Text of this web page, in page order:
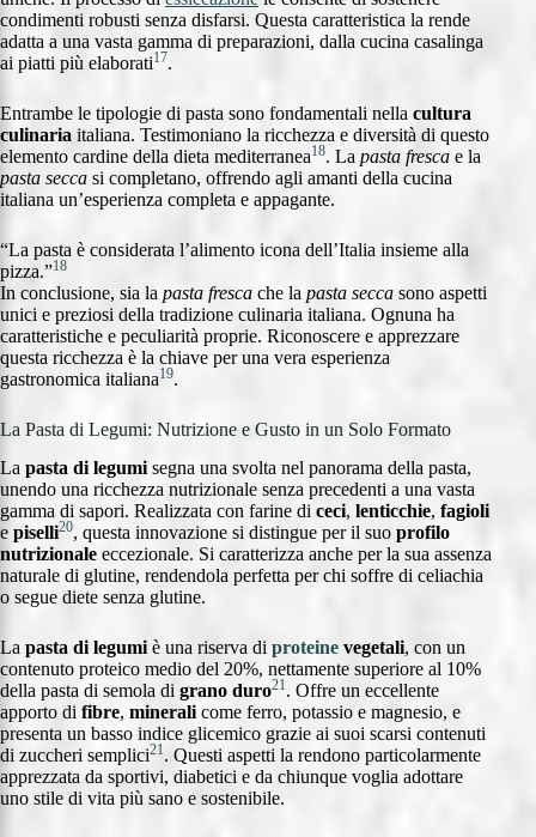
condimenti robusti senza disfarsi. Questa caratteristica la rende
adatta a una vasta gamma di preparazioni, dalla cucina casalinga
ai piatti più elaborati17.
Entrambe le tipologie di pasta sono fondamentali nella cultura
culinaria italiana. Testimoniano la ricchezza e diversità di questo
elemento cardine della dieta mediterranea18. La pasta fresca e la
pasta secca si completano, offrendo agli amanti della cucina
italiana un’esperienza completa e appagante.
“La pasta è considerata l’alimento icona dell’Italia insieme alla
pizza.”18
In conclusione, sia la pasta fresca che la pasta secca sono aspetti
unici e preziosi della tradizione culinaria italiana. Ognuna ha
caratteristiche e peculiarità proprie. Riconoscere e apprezzare
questa ricchezza è la chiave per una vera esperienza
gastronomica italiana19.
La Pasta di Legumi: Nutrizione e Gusto in un Solo Formato
La pasta di legumi segna una svolta nel panorama della pasta,
unendo una ricchezza nutrizionale senza precedenti a una vasta
gamma di sapori. Realizzata con farine di ceci, lenticchie, fagioli
e piselli20, questa innovazione si distingue per il suo profilo
nutrizionale eccezionale. Si caratterizza anche per la sua assenza
naturale di glutine, rendendola perfetta per chi soffre di celiachia
o segue diete senza glutine.
La pasta di legumi è una riserva di proteine vegetali, con un
contenuto proteico medio del 20%, nettamente superiore al 10%
della pasta di semola di grano duro21. Offre un eccellente
apporto di fibre, minerali come ferro, potassio e magnesio, e
presenta un basso indice glicemico grazie ai suoi scarsi contenuti
di zuccheri semplici21. Questi aspetti la rendono particolarmente
apprezzata da sportivi, diabetici e da chiunque voglia adottare
uno stile di vita più sano e sostenibile.